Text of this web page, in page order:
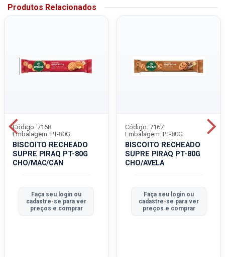
Produtos Relacionados
BISCOITO RECHEADO
SUPRE PIRAQ PT-80G
CHO/MAC/CAN
Código: 7168
Embalagem: PT-80G
Faça seu login ou
cadastre-se para ver
preços e comprar
BISCOITO RECHEADO
SUPRE PIRAQ PT-80G
CHO/AVELA
Código: 7167
Embalagem: PT-80G
Faça seu login ou
cadastre-se para ver
preços e comprar